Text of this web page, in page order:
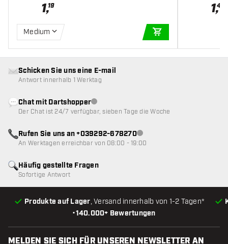
1,19
Medium
1,45
•140.000+ Bewertungen
Produkte auf Lager, Versand innerhalb von 1-2 Tagen*
Häufig gestellte Fragen
Sofortige Antwort
Schicken Sie uns eine E-mail
Antwort innerhalb 1 Werktag
Chat mit DartshopperKundenservice nicht verfügbar
Der Chat ist 24/7 verfügbar, sieben Tage die Woche
Rufen Sie uns an +039292-678270Kundenservice nicht
An Werktagen erreichbar von 08:00 - 19:00
MELDEN SIE SICH FÜR UNSEREN NEWSLETTER AN